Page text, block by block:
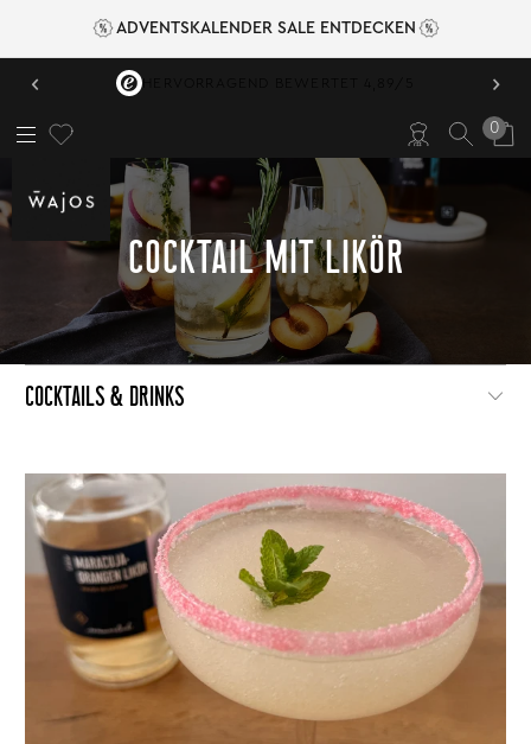
ADVENTSKALENDER SALE ENTDECKEN
‹ ›
0
COCKTAIL MIT LIKÖR
COCKTAILS & DRINKS